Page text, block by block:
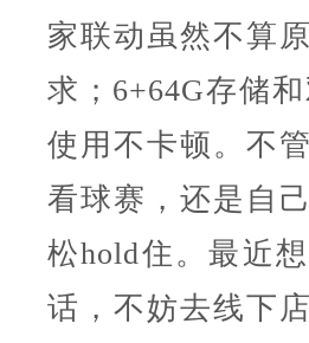
家联动虽然不算
求；6+64G存储
使用不卡顿。不
看球赛，还是自
松hold住。最近
话，不妨去线下